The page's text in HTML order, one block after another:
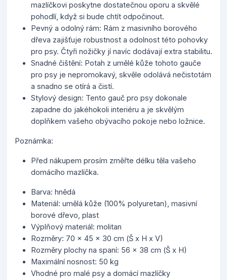
mazlíčkovi poskytne dostatečnou oporu a skvělé
pohodlí, když si bude chtít odpočinout.
Pevný a odolný rám: Rám z masivního borového
dřeva zajišťuje robustnost a odolnost této pohovky
pro psy. Čtyři nožičky jí navíc dodávají extra stabilitu.
Snadné čištění: Potah z umělé kůže tohoto gauče
pro psy je nepromokavý, skvěle odolává nečistotám
a snadno se otírá a čistí.
Stylový design: Tento gauč pro psy dokonale
zapadne do jakéhokoli interiéru a je skvělým
doplňkem vašeho obývacího pokoje nebo ložnice.
Poznámka:
Před nákupem prosím změřte délku těla vašeho
domácího mazlíčka.
Barva: hnědá
Materiál: umělá kůže (100% polyuretan), masivní
borové dřevo, plast
Výplňový materiál: molitan
Rozměry: 70 x 45 x 30 cm (Š x H x V)
Rozměry plochy na spaní: 56 x 38 cm (Š x H)
Maximální nosnost: 50 kg
Vhodné pro malé psy a domácí mazlíčky